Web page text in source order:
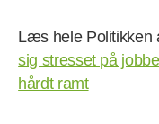
Læs hele Politikken
sig stresset på
hårdt ramt